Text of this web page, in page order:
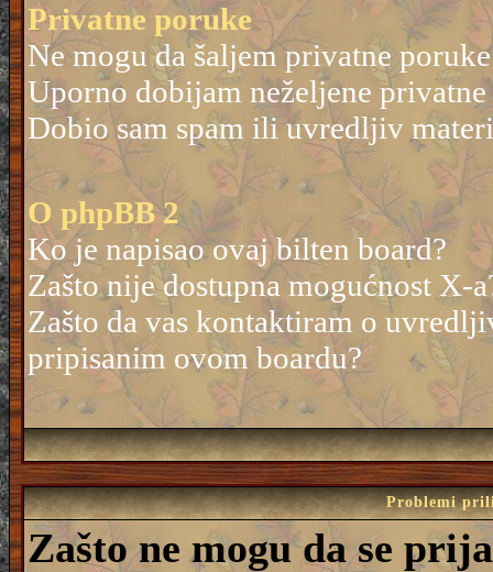
Privatne poruke
Ne mogu da šaljem privatne
Uporno dobijam neželjene
Dobio sam spam ili uvredljiv
O phpBB 2
Ko je napisao ovaj bilten board?
Zašto nije dostupna mogućnost X-
Zašto da vas kontaktiram o
pripisanim ovom boardu?
Problemi
Zašto ne mogu da se